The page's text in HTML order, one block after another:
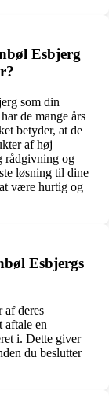
Esbjerg
som din
de mange års
betyder, at de
af høj
rådgivning og
løsning til dine
være hurtig og
Esbjergs
af deres
aftale en
i. Dette giver
du beslutter